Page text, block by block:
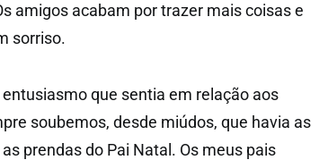
amigos acabam por trazer mais coisas e
sorriso.
que sentia em relação aos
soubemos, desde miúdos, que havia as
prendas do Pai Natal. Os meus pais